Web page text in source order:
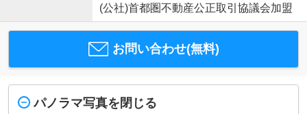
(公社)首都圏不動産公正取引協議会加盟
お問い合わせ(無料)
パノラマ写真を閉じる